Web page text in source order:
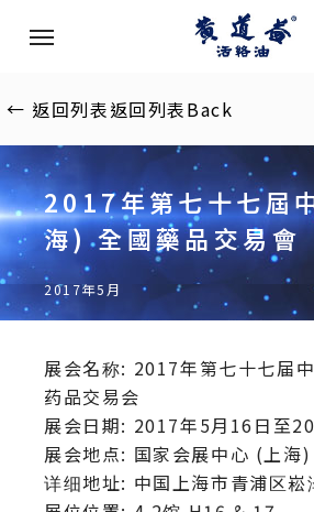
content
Menu
← 返回列表返回列表Back
2017年第七十七屆
海) 全國藥品交易會
2017年5月
展会名称: 2017年第七十七届
药品交易会
展会日期: 2017年5月16日至
展会地点: 国家会展中心 (上海)
详细地址: 中国上海市青浦区